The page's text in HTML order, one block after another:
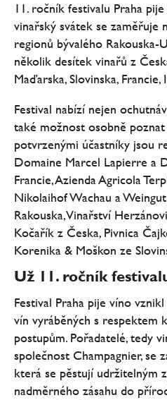
11. ročník festivalu Praha
vinařský svátek se zaměřuje
regionů bývalého Rakouska-
několik desítek vinařů z
Maďarska, Slovinska,
Festival nabízí nejen
také možnost osobně
potvrzenými účastníky jsou
Domaine Marcel Lapierre a
Francie, Azienda Agricola
Nikolaihof Wachau a
Rakouska, Vinařství
Kočařík z Česka, Pivnica
Korenika & Moškon ze
Už 11. ročník
Festival Praha pije víno
vín vyráběných s respektem
postupům. Pořadatelé, tedy
společnost Champagnier, se
která se pěstují udržitelným
nadměrného zásahu do